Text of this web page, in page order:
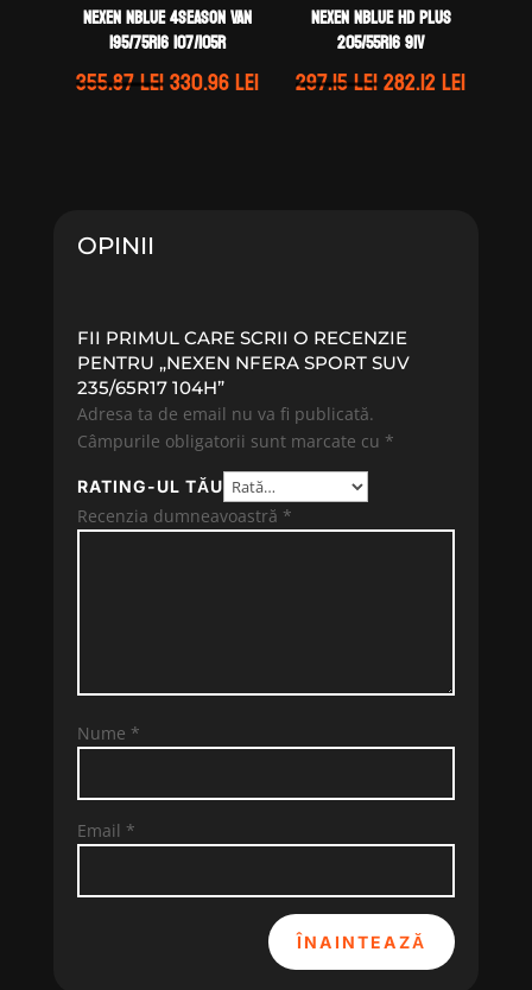
Nexen NBLUE 4SEASON VAN
195/75R16 107/105R
355.87leiPrețul
330.96leiPrețul
Nexen NBLUE HD PLUS
205/55R16 91V
297.15leiPrețul
282.12leiPrețul
OPINII
FII PRIMUL CARE SCRII O RECENZIE
PENTRU „NEXEN NFERA SPORT SUV
235/65R17 104H”
Adresa ta de email nu va fi publicată.
Câmpurile obligatorii sunt marcate cu *
RATING-UL TĂU
Recenzia dumneavoastră *
Nume *
Email *
ÎNAINTEAZĂ